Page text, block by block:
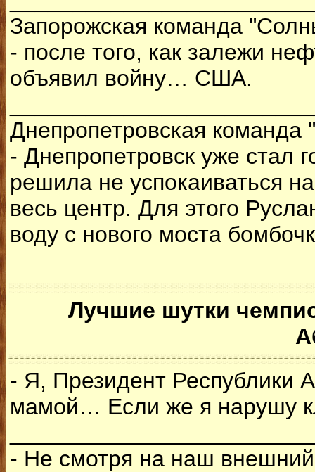
Запорожская команда
- после того, как залежи
объявил войну… США.
Днепропетровская команда
- Днепропетровск уже стал
решила не успокаиваться
весь центр. Для этого
воду с нового моста
Лучшие шутки
- Я, Президент Республики
мамой… Если же я нарушу
- Не смотря на наш